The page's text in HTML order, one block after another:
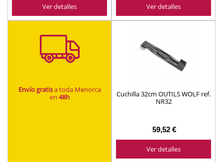
Ver detalles Ver detalles
Envío gratisa toda Menorca
en 48h
Cuchilla 32cm OUTILS WOLF ref.
NR32
59,52 €
Ver detalles